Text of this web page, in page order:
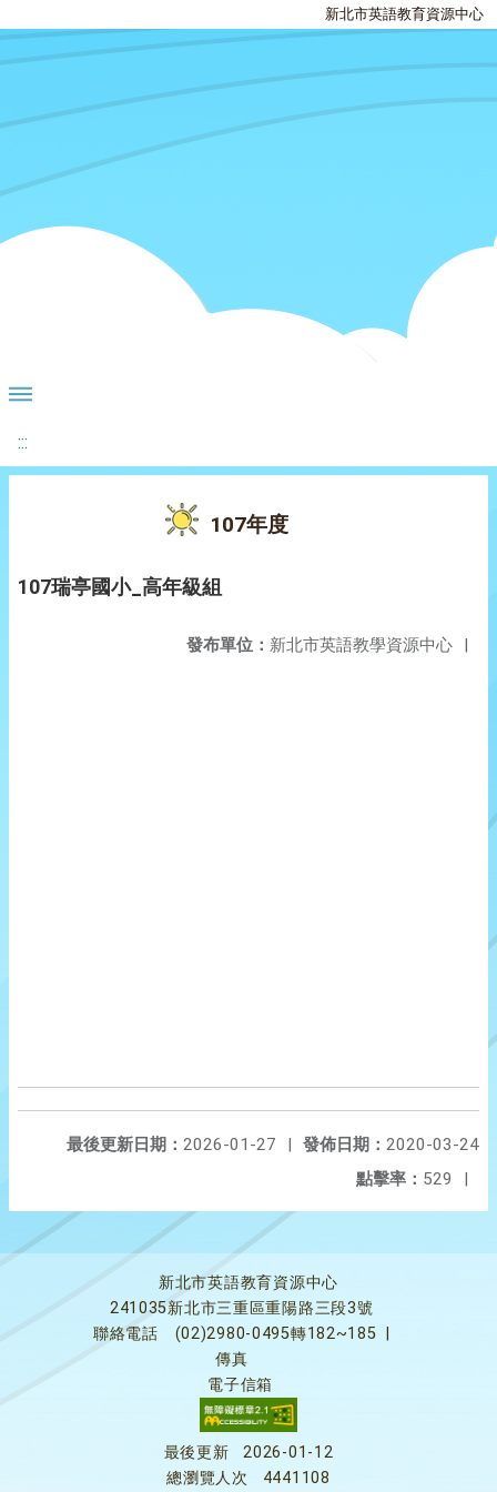
新北市英語教育資源中心
:::
107年度
107瑞亭國小_高年級組
發布單位： 新北市英語教學資源中心 |
發佈日期： 2020-03-24
最後更新日期： 2026-01-27
|
點擊率： 529 |
新北市英語教育資源中心
241035新北市三重區重陽路三段3號
聯絡電話
(02)2980-0495轉182~185
傳真
電子信箱
最後更新
2026-01-12
總瀏覽人次
4441108